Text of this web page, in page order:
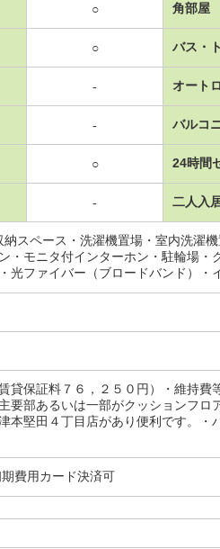
○ 角部屋
○ バス・
- オート
- バルコ
○ 24時間
- 二人入
スペース・洗濯機置場・室内洗濯
・モニタ付インターホン・駐輪場・
光ファイバー（ブロードバンド）・
貸保証料７６，２５０円）・維持費
要部あるいは一部がクッションフロ
堅田４丁目店があり便利です。・
費用カード決済可